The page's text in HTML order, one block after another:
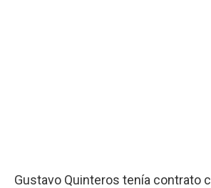
Gustavo Quinteros tenía contrato